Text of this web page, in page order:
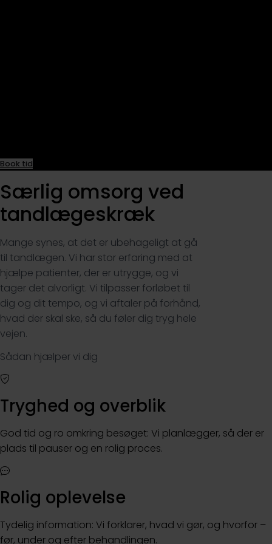
Book tid
Særlig omsorg ved
tandlægeskræk
Mange synes, at det er ubehageligt at gå
til tandlægen. Vi har stor erfaring med at
hjælpe patienter, der er utrygge, og vi
tager det alvorligt. Vi tilpasser forløbet til
dig og dit tempo, og vi aftaler på forhånd,
hvad der skal ske, så du føler dig tryg hele
vejen.
Sådan hjælper vi dig
Tryghed og overblik
God tid og ro omkring besøget: Vi planlægger, så der er
plads til pauser og en rolig proces.
Rolig oplevelse
Tydelig information: Vi forklarer, hvad vi gør, og hvorfor –
før, under og efter behandlingen.